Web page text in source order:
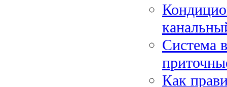
Система
Как